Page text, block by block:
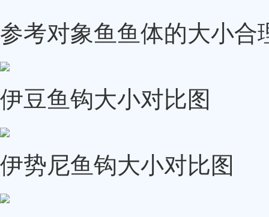
参考对象鱼鱼体的大小合
伊豆鱼钩大小对比图
伊势尼鱼钩大小对比图